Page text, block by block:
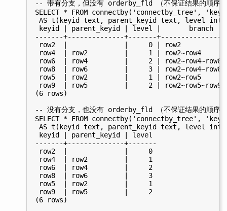
-- 带有分支，但没有 orderby_fld （不保证结果的顺序
SELECT * FROM
AS t(keyid text, parent_keyid text, level
keyid | parent_keyid | level |       branch
-------+--------------+-------
row2  |              |     0 | row2
row4  | row2         |     1 | row2~row4
row6  | row4         |     2 | row2~row4~row6
row8  | row6         |     3 |
row5  | row2         |     1 | row2~row5
row9  | row5         |     2 | row2~row5~row9
(6 rows)
-- 没有分支，也没有 orderby_fld （不保证结果的顺序
SELECT * FROM connectby('connectby_tree',
AS t(keyid text, parent_keyid text, level
keyid | parent_keyid | level
-------+--------------+-------
row2  |              |     0
row4  | row2         |     1
row6  | row4         |     2
row8  | row6         |     3
row5  | row2         |     1
row9  | row5         |     2
(6 rows)